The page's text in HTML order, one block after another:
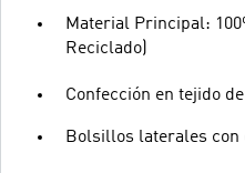
Material Principal:
Reciclado)
Confección en tejido
Bolsillos laterales